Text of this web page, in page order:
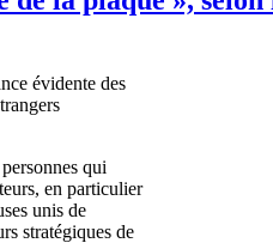
évidente des
personnes qui
, en particulier
unis de
stratégiques de